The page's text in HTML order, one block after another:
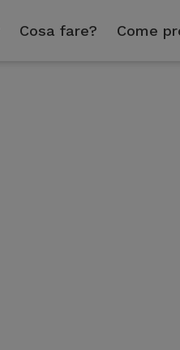
Cosa fare? Come